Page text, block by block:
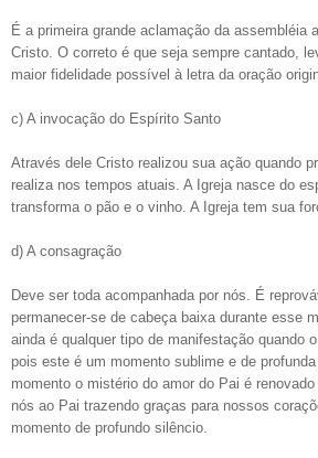
É a primeira grande aclamação da assembléia
Cristo. O correto é que seja sempre cantado,
maior fidelidade possível à letra da oração
c) A invocação do Espírito Santo
Através dele Cristo realizou sua ação quando
realiza nos tempos atuais. A Igreja nasce do
transforma o pão e o vinho. A Igreja tem sua
d) A consagração
Deve ser toda acompanhada por nós. É
permanecer-se de cabeça baixa durante esse
ainda é qualquer tipo de manifestação quando
pois este é um momento sublime e de
momento o mistério do amor do Pai é
nós ao Pai trazendo graças para nossos
momento de profundo silêncio.